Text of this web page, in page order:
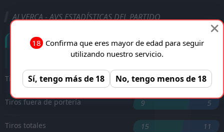
ALVERCA - AVS ESTADÍSTICAS DEL PARTIDO
Goles
Tiros a puerta 1
Tiros fuera de portería 9 5
Tiros totales 15 11
18 Confirma que eres mayor de edad para seguir
utilizando nuestro servicio.
Sí, tengo más de 18 No, tengo menos de 18